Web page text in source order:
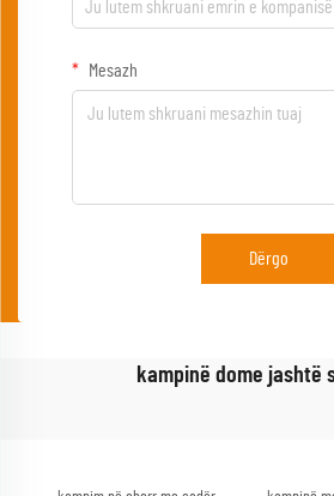
Mesazh
Dërgo
kampinë dome jashtë